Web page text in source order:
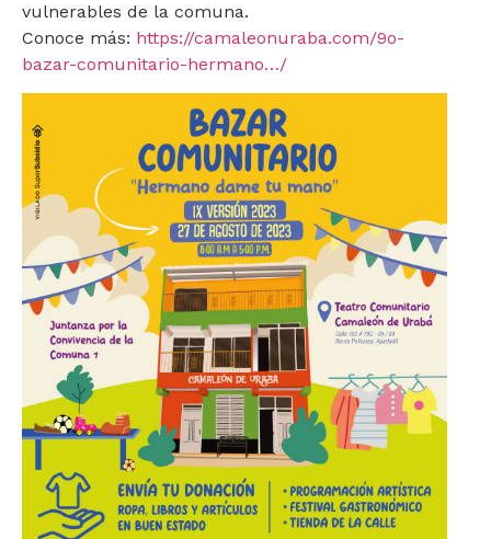
vulnerables de la comuna.
Conoce más: https://camaleonuraba.com/9o-
bazar-comunitario-hermano…/